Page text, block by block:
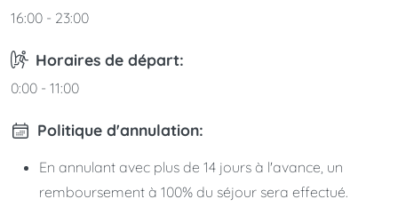
16:00 - 23:00
Horaires de départ:
0:00 - 11:00
Politique d'annulation:
En annulant avec plus de 14 jours à l'avance, un
remboursement à 100% du séjour sera effectué.